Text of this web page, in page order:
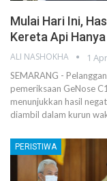
Mulai Hari Ini,
Kereta Api
ALI NASHOKHA 1
SEMARANG -
pemeriksaan GeNose
menunjukkan hasil
diambil dalam kurun
PERISTIWA